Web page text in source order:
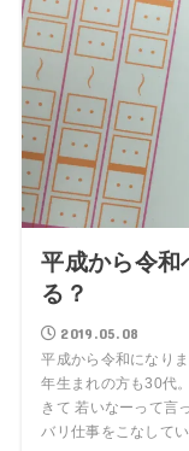
平成から令和
る？
2019.05.08
平成から令和になり
年生まれの方も30代
きて 若いなーって言
バリ仕事をこなしてい